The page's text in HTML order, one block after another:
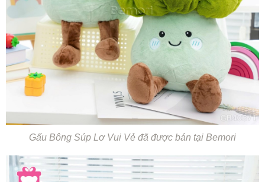
Gấu Bông Súp Lơ Vui Vẻ đã được bán tại Bemori